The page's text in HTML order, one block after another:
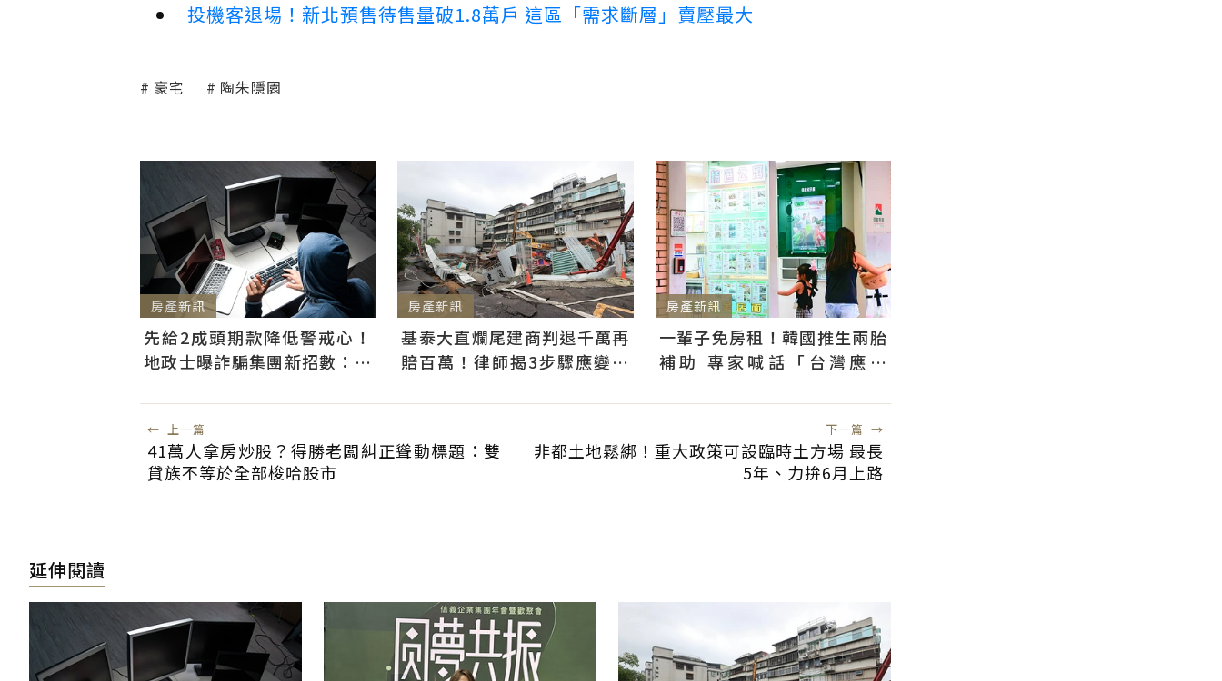
投機客退場！新北預售待售量破1.8萬戶 這區「需求斷層」賣壓最大
豪宅 陶朱隱園
房產新訊
先給2成頭期款降低警戒心！
地政士曝詐騙集團新招數：偷
房產新訊
基泰大直爛尾建商判退千萬再
賠百萬！律師揭3步驟應變：
房產新訊
一輩子免房租！韓國推生兩胎
補助 專家喊話「台灣應學
← 上一篇
41萬人拿房炒股？得勝老闆糾正聳動標題：雙
貸族不等於全部梭哈股市
下一篇 →
非都土地鬆綁！重大政策可設臨時土方場 最長
5年、力拚6月上路
延伸閱讀